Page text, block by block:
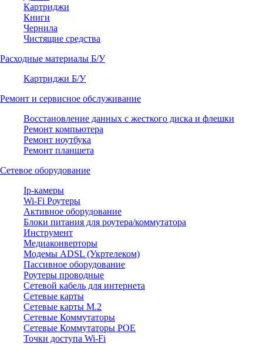
Картриджи
Книги
Чернила
Чистящие средства
Расходные материалы Б/У
Картриджи Б/У
Ремонт и сервисное обслуживание
Восстановление данных с жесткого диска и флешки
Ремонт компьютера
Ремонт ноутбука
Ремонт планшета
Сетевое оборудование
Ip-камеры
Wi-Fi Роутеры
Активное оборудование
Блоки питания для роутера/коммутатора
Инструмент
Медиаконверторы
Модемы ADSL (Укртелеком)
Пассивное оборудование
Роутеры проводные
Сетевой кабель для интернета
Сетевые карты
Сетевые карты M.2
Сетевые Коммутаторы
Сетевые Коммутаторы POE
Точки доступа Wi-Fi